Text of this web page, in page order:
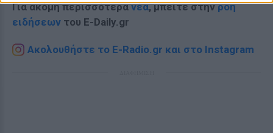
Για ακόμη περισσότερανέα, μπείτε στηνροή
ειδήσεων του E-Daily.gr
Ακολουθήστε το E-Radio.gr και στο Instagram